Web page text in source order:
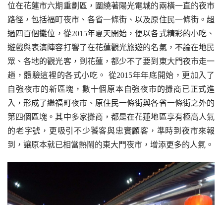
位在花蓮市六期重劃區，圍繞著陽光電城的兩橫一直的夜市
路徑，包括福町夜市、各省一條街、以及原住民一條街。超
過四百個攤位，從2015年夏天開始，便以各式精彩的小吃、
遊戲與表演陣容打響了在花蓮觀光旅遊的名氣，不論在地民
眾、各地的觀光客，到花蓮，都少不了要到東大門夜市走一
趟，體驗這裡的各式小吃。 從2015年年底開始，更加入了
自強夜市的新區塊，數十個原本自強夜市的攤商已正式進
入，形成了繼福町夜市、原住民一條街與各省一條街之外的
第四個區塊。其中多家攤商，都是在花蓮地區享有極高人氣
的老字號，更吸引不少饕客與忠實顧客，準時到夜市來報
到，讓原本就已相當熱鬧的東大門夜市，增添更多的人氣。